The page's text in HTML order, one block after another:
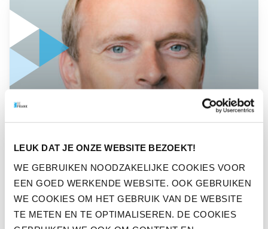
LEUK DAT JE ONZE WEBSITE BEZOEKT!
WE GEBRUIKEN NOODZAKELIJKE COOKIES VOOR
EEN GOED WERKENDE WEBSITE. OOK GEBRUIKEN
WE COOKIES OM HET GEBRUIK VAN DE WEBSITE
TE METEN EN TE OPTIMALISEREN. DE COOKIES
GA NAAR “WERKGEVERS EN WERKNEMERS IN EEN
PREMIEREGELING DREIGEN
HET KIND VAN DE REKENING
TE WORDEN